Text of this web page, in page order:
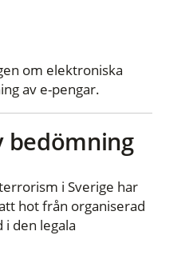
om elektroniska
av e-pengar.
bedömning
i Sverige har
hot från organiserad
den legala